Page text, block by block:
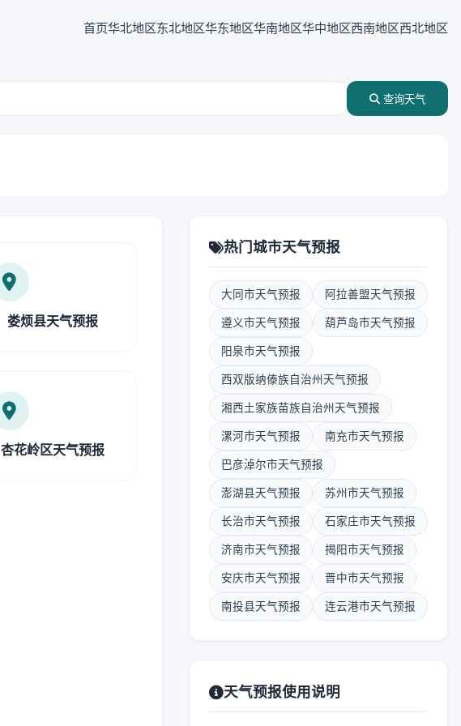
首页华北地区东北地区华东地区华南地区华中地区西南地区西北地区
查询天气
娄烦县天气预报
杏花岭区天气预报
热门城市天气预报
大同市天气预报 阿拉善盟天气预报
遵义市天气预报 葫芦岛市天气预报
阳泉市天气预报
西双版纳傣族自治州天气预报
湘西土家族苗族自治州天气预报
漯河市天气预报 南充市天气预报
巴彦淖尔市天气预报
澎湖县天气预报 苏州市天气预报
长治市天气预报 石家庄市天气预报
济南市天气预报 揭阳市天气预报
安庆市天气预报 晋中市天气预报
南投县天气预报 连云港市天气预报
天气预报使用说明